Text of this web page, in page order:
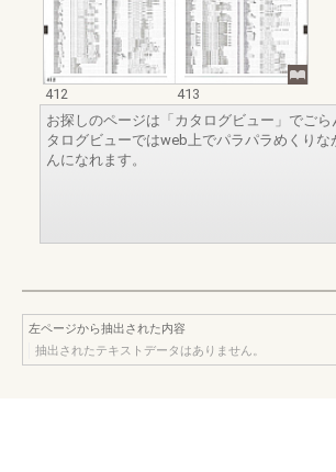
412
413
お探しのページは「カタログビュー」でごら
タログビューではweb上でパラパラめくりな
んになれます。
左ページから抽出された内容
抽出されたテキストデータはありません。